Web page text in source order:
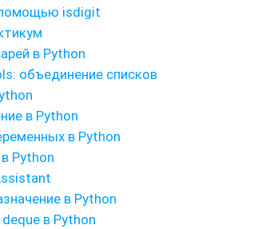
помощью isdigit
в Python
объединение списков
в Python
в Python
Python
в Python
в Python